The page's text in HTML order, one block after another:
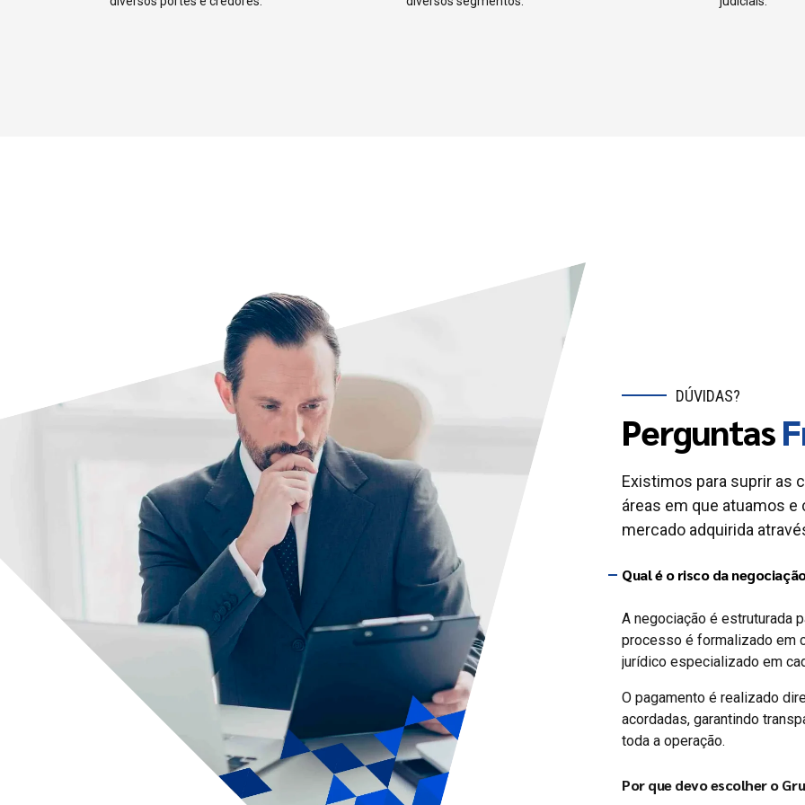
4 4
9
DÚVIDAS?
Perguntas
Existimos para suprir as
áreas em que atuamos
mercado adquirida
Qual é o risco da
A negociação é estruturada
processo é formalizado em
jurídico especializado em
O pagamento é realizado
acordadas, garantindo
toda a operação.
Por que devo escolher o